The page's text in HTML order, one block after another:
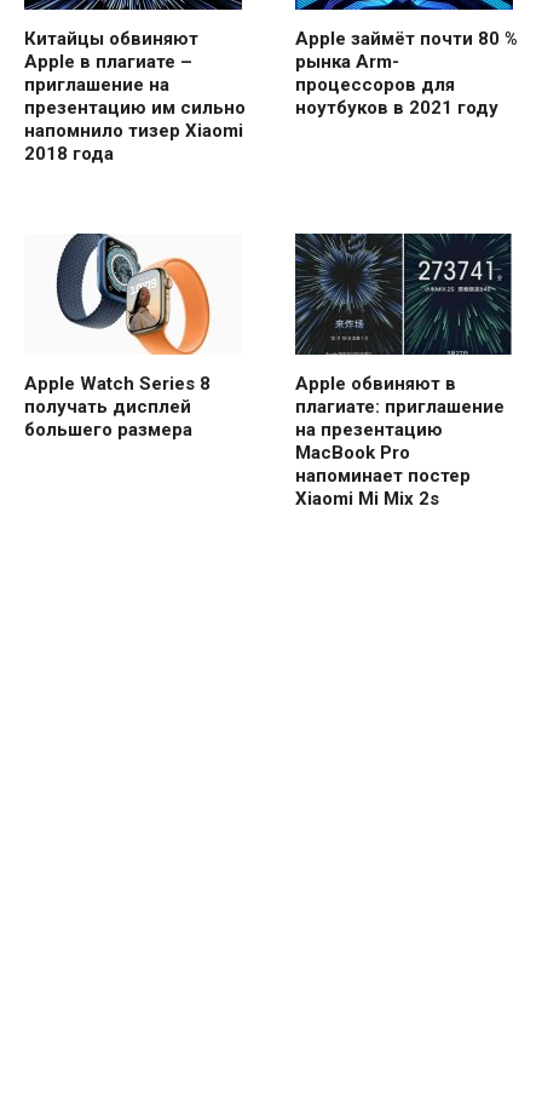
Китайцы обвиняют
Apple в плагиате –
приглашение на
презентацию им сильно
напомнило тизер Xiaomi
2018 года
Apple займёт почти 80 %
рынка Arm-
процессоров для
ноутбуков в 2021 году
Apple Watch Series 8
получать дисплей
большего размера
Apple обвиняют в
плагиате: приглашение
на презентацию
MacBook Pro
напоминает постер
Xiaomi Mi Mix 2s